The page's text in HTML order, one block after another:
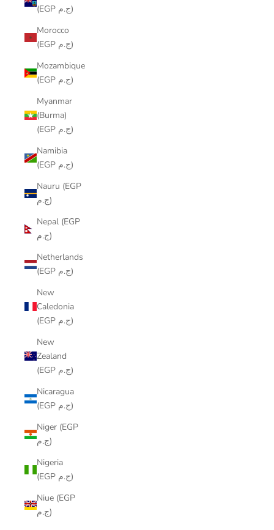
(EGP ج.م)
Morocco
(EGP ج.م)
Mozambique
(EGP ج.م)
Myanmar
(Burma)
(EGP ج.م)
Namibia
(EGP ج.م)
Nauru (EGP
ج.م)
Nepal (EGP
ج.م)
Netherlands
(EGP ج.م)
New
Caledonia
(EGP ج.م)
New
Zealand
(EGP ج.م)
Nicaragua
(EGP ج.م)
Niger (EGP
ج.م)
Nigeria
(EGP ج.م)
Niue (EGP
ج.م)